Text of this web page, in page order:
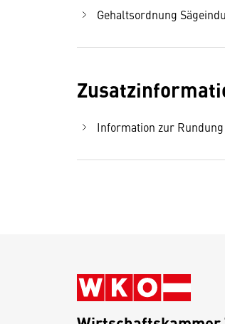
Gehaltsordnung
Information zur